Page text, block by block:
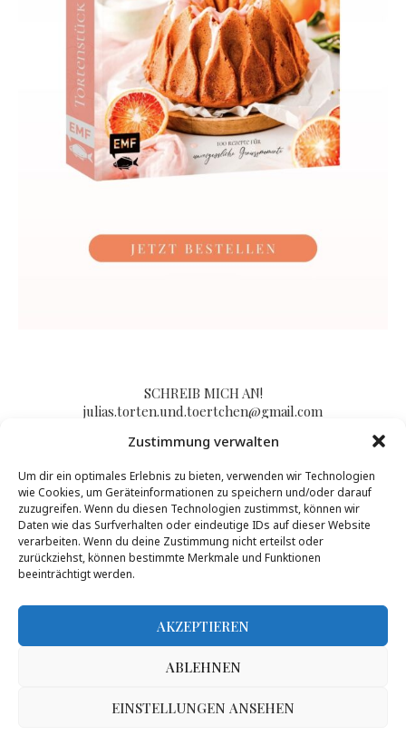
Zustimmung verwalten
Um dir ein optimales Erlebnis zu bieten, verwenden wir Technologien
wie Cookies, um Geräteinformationen zu speichern und/oder darauf
zuzugreifen. Wenn du diesen Technologien zustimmst, können wir
Daten wie das Surfverhalten oder eindeutige IDs auf dieser Website
verarbeiten. Wenn du deine Zustimmung nicht erteilst oder
zurückziehst, können bestimmte Merkmale und Funktionen
beeinträchtigt werden.
AKZEPTIEREN
ABLEHNEN
EINSTELLUNGEN ANSEHEN
SCHREIB MICH AN!
julias.torten.und.toertchen@gmail.com
Impressum/Kontakt & Datenschutzerklärung
Inhalte dieser Seite dürfen von Dritten nur nach Genehmigung durch Julias
@2017 - PenciDesign. All Right Reserved. Designed and Developed by
PenciDesign